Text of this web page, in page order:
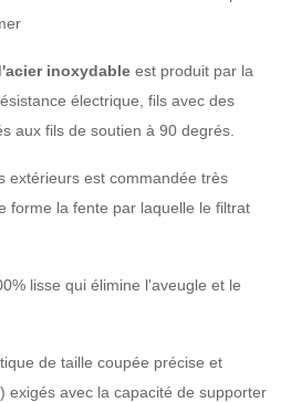
inoxydable est produit par la
électrique, fils avec des
aux fils de soutien à 90 degrés.
extérieurs est commandée très
forme la fente par laquelle le filtrat
lisse qui élimine l'aveugle et le
de taille coupée précise et
exigés avec la capacité de supporter